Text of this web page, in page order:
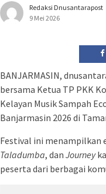
Redaksi Dnusantarapost
9 Mei 2026
BANJARMASIN,
bersama Ketua TP PKK
Kelayan Musik Sampah
Banjarmasin 2026 di
Festival ini menampilkan
Taladumba, dan Journey
peserta dari berbagai